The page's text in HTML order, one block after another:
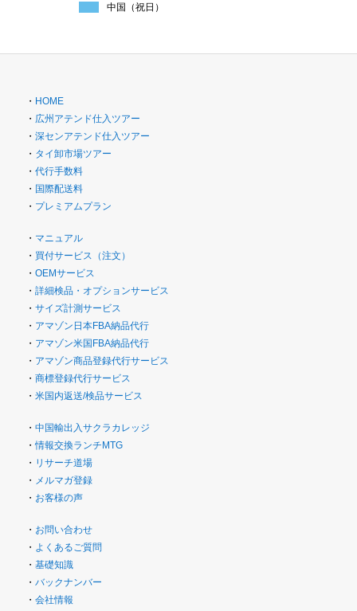
中国（祝日）
・ HOME
・ 広州アテンド仕入ツアー
・ 深センアテンド仕入ツアー
・ タイ卸市場ツアー
・ 代行手数料
・ 国際配送料
・ プレミアムプラン
・ マニュアル
・ 買付サービス（注文）
・ OEMサービス
・ 詳細検品・オプションサービス
・ サイズ計測サービス
・ アマゾン日本FBA納品代行
・ アマゾン米国FBA納品代行
・ アマゾン商品登録代行サービス
・ 商標登録代行サービス
・ 米国内返送/検品サービス
・ 中国輸出入サクラカレッジ
・情報交換ランチMTG
・ リサーチ道場
・ メルマガ登録
・ お客様の声
・ お問い合わせ
・ よくあるご質問
・ 基礎知識
・ バックナンバー
・ 会社情報